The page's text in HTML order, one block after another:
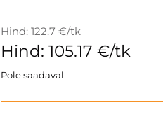
Hind: 122.7 €/tk
Hind: 105.17 €/tk
Pole saadaval